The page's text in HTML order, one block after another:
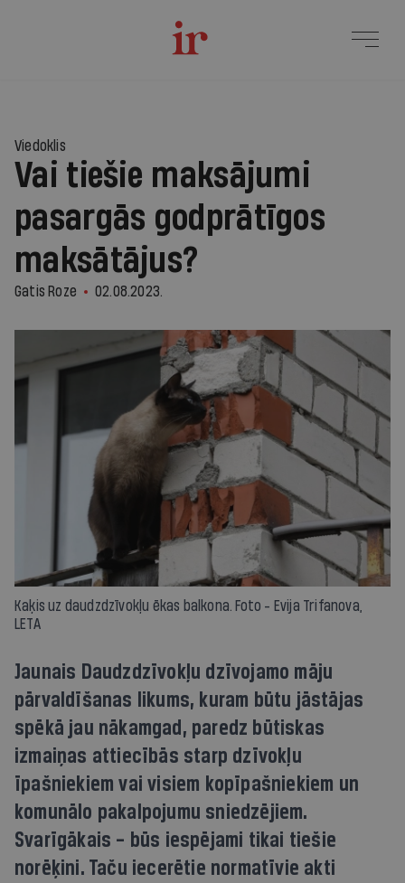
Viedoklis
Vai tiešie maksājumi
pasargās godprātīgos
maksātājus?
Gatis Roze 02.08.2023.
Kaķis uz daudzdzīvokļu ēkas balkona. Foto - Evija Trifanova,
LETA
Jaunais Daudzdzīvokļu dzīvojamo māju
pārvaldīšanas likums, kuram būtu jāstājas
spēkā jau nākamgad, paredz būtiskas
izmaiņas attiecībās starp dzīvokļu
īpašniekiem vai visiem kopīpašniekiem un
komunālo pakalpojumu sniedzējiem.
Svarīgākais – būs iespējami tikai tiešie
norēķini. Taču iecerētie normatīvie akti